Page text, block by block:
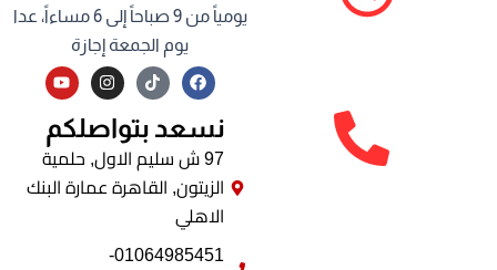
يومياً من 9 صباحاً إلى 6 مساءاً، عدا
يوم الجمعة إجازة
F
a
e
b
o
k
n
t
a
g
a
Y
o
t
u
b
نسعد بتواصلكم
97 ش سليم الاول, حلمية
الزيتون, القاهرة عمارة البنك
الاهلي
01064985451-